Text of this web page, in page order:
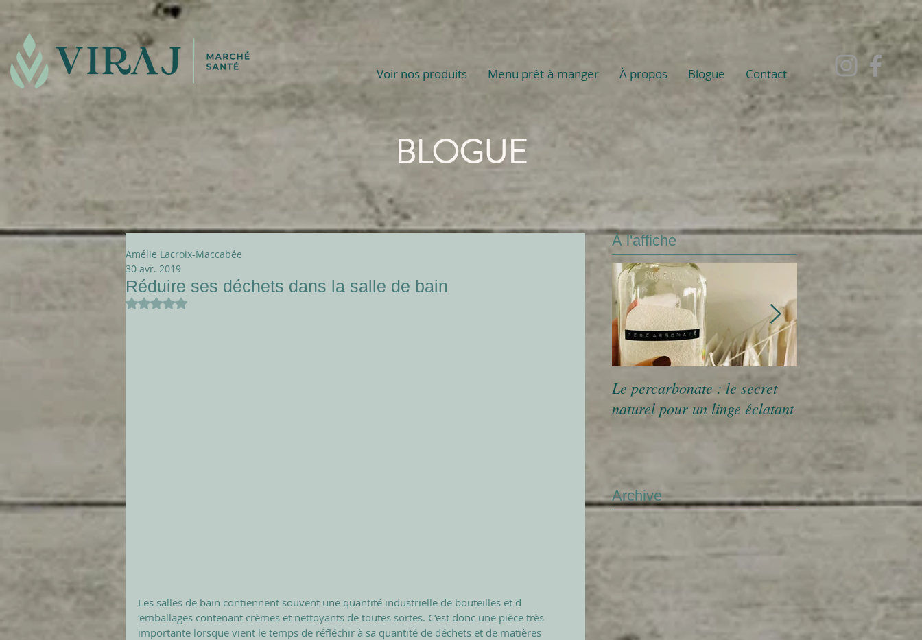
Voir nos produits Menu prêt-à-manger À propos Blogue Contact
BLOGUE
Réduire ses déchets dans la salle de bain
Amélie Lacroix-Maccabée
30 avr. 2019
Noté NaN étoiles sur 5.
Les salles de bain contiennent souvent une quantité industrielle de bouteilles et d
‘emballages contenant crèmes et nettoyants de toutes sortes. C’est donc une pièce très
importante lorsque vient le temps de réfléchir à sa quantité de déchets et de matières
À l'affiche
Le percarbonate : le secret
naturel pour un linge éclatant
de la combattante
Archive